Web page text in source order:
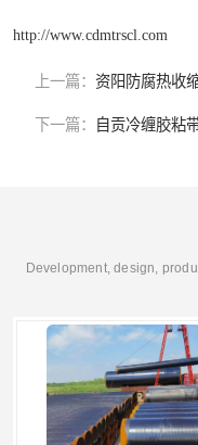
http://www.cdmtrscl.com
上一篇： 资阳防腐热收
下一篇： 自贡冷缠胶粘
Development, design,